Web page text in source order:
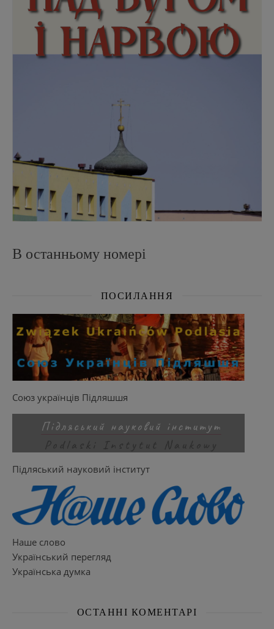
В останньому номері
ПОСИЛАННЯ
Союз українців Підляшшя
Підляський науковий інститут
Наше слово
Український перегляд
Українська думка
ОСТАННІ КОМЕНТАРІ